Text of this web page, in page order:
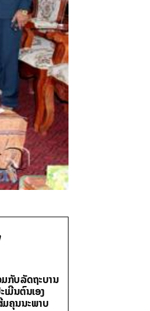
ກັບລັດຖະບານ
ມີນຕົນເອງ
ມຄຸນນະພາບ